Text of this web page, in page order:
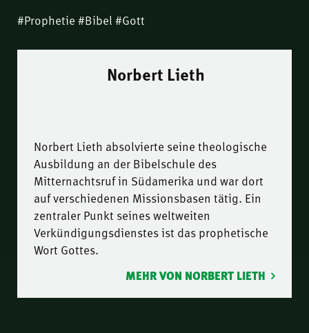
#Prophetie #Bibel #Gott
Norbert Lieth
Norbert Lieth absolvierte seine theologische
Ausbildung an der Bibelschule des
Mitternachtsruf in Südamerika und war dort
auf verschiedenen Missionsbasen tätig. Ein
zentraler Punkt seines weltweiten
Verkündigungsdienstes ist das prophetische
Wort Gottes.
MEHR VON NORBERT LIETH